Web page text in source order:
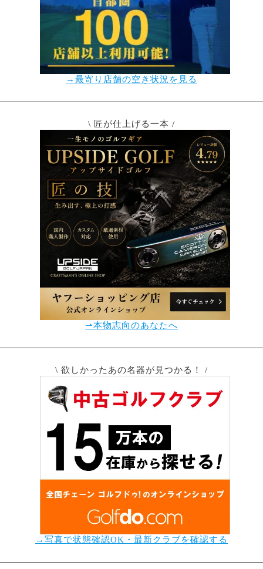
→最寄り店舗の空き状況を見る
\ 匠が仕上げる一本 /
⇀本物志向のあなたへ
\ 欲しかったあの名器が見つかる！ /
→写真で状態確認OK・最新クラブを確認する